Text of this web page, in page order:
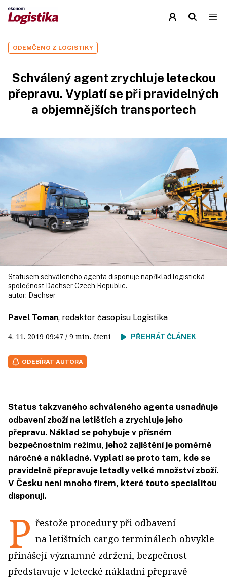
ODEMČENO Z LOGISTIKY
Schválený agent zrychluje leteckou
přepravu. Vyplatí se při pravidelných
a objemnějších transportech
Statusem schváleného agenta disponuje například logistická
společnost Dachser Czech Republic.
autor: Dachser
Pavel Toman, redaktor časopisu Logistika
4. 11. 2019 09:47 / 9 min. čtení PŘEHRÁT ČLÁNEK
ODEBÍRAT AUTORA
Status takzvaného schváleného agenta usnadňuje
odbavení zboží na letištích a zrychluje jeho
přepravu. Náklad se pohybuje v přísném
bezpečnostním režimu, jehož zajištění je poměrně
náročné a nákladné. Vyplatí se proto tam, kde se
pravidelně přepravuje letadly velké množství zboží.
V Česku není mnoho firem, které touto specialitou
disponují.
P řestože procedury při odbavení
na letištních cargo terminálech obvykle
přinášejí významné zdržení, bezpečnost
představuje v letecké nákladní přepravě